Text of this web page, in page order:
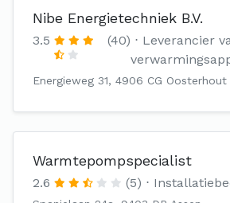
Nibe Energietechniek B.V.
3.5 (40)
Leverancier
Energieweg 31, 4906 CG Oosterhout
Warmtepompspecialist
2.6 (5)